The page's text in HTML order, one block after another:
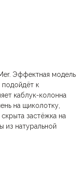
Эффектная модель
к
каблук-колонна
на щиколотку,
застёжка на
из натуральной